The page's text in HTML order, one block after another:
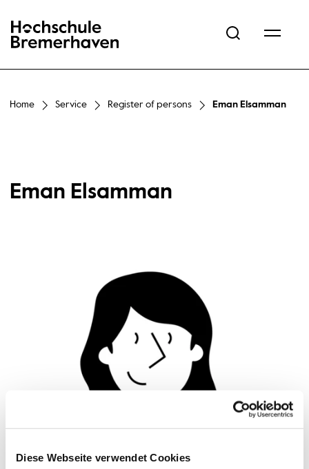
Diese Webseite verwendet Cookies
Hochschule Bremerhaven
Home Service Register of persons Eman Elsamman
Eman Elsamman